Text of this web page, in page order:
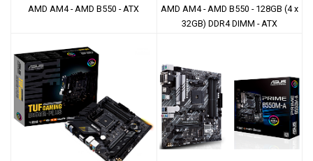
AMD AM4 - AMD B550 - ATX
AMD AM4 - AMD B550 - 128GB (4 x
32GB) DDR4 DIMM - ATX